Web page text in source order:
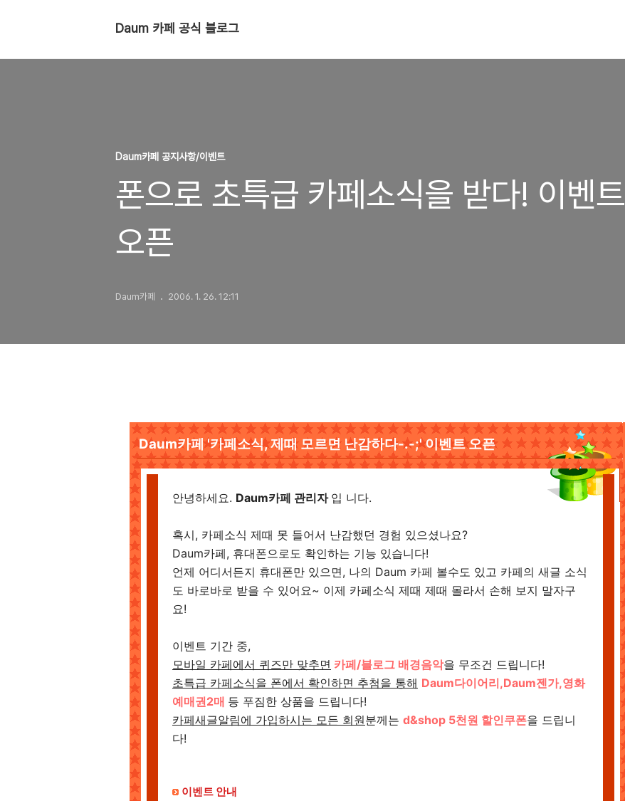
Daum 카페 공식 블로그
Daum카페 공지사항/이벤트
폰으로 초특급 카페소식을 받다! 이벤트
오픈
Daum카페 2006. 1. 26. 12:11
Daum카페 '카페소식, 제때 모르면 난감하다-.-;' 이벤트 오픈
안녕하세요. Daum카페 관리자 입 니다.
혹시, 카페소식 제때 못 들어서 난감했던 경험 있으셨나요?
Daum카페, 휴대폰으로도 확인하는 기능 있습니다!
언제 어디서든지 휴대폰만 있으면, 나의 Daum 카페 볼수도 있고 카페의 새글 소식
도 바로바로 받을 수 있어요~ 이제 카페소식 제때 제때 몰라서 손해 보지 말자구
요!
이벤트 기간 중,
모바일 카페에서 퀴즈만 맞추면 카페/블로그 배경음악을 무조건 드립니다!
초특급 카페소식을 폰에서 확인하면 추첨을 통해 Daum다이어리,Daum젠가,영화
예매권2매 등 푸짐한 상품을 드립니다!
카페새글알림에 가입하시는 모든 회원분께는 d&shop 5천원 할인쿠폰을 드립니
다!
이벤트 안내